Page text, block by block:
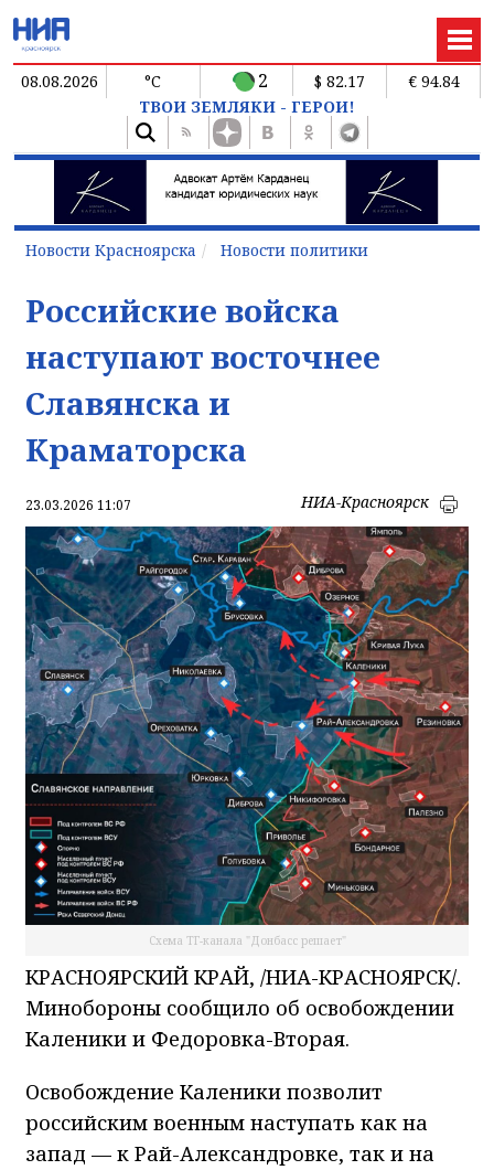
08.08.2026 °C 2 $ 82.17
€ 94.84
ТВОИ ЗЕМЛЯКИ - ГЕРОИ!
Новости Красноярска Новости политики
Российские войска
наступают восточнее
Славянска и
Краматорска
23.03.2026 11:07 НИА-Красноярск
Схема ТГ-канала "Донбасс решает"
КРАСНОЯРСКИЙ КРАЙ, /НИА-КРАСНОЯРСК/.
Минобороны сообщило об освобождении
Каленики и Федоровка-Вторая.
Освобождение Каленики позволит
российским военным наступать как на
запад — к Рай-Александровке, так и на